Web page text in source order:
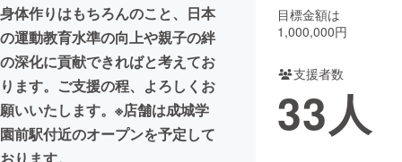
CAMPFIREふるさと納税machi-ya コミュニティ
身体作りはもちろんのこと、日本
の運動教育水準の向上や親子の絆
の深化に貢献できればと考えてお
ります。ご支援の程、よろしくお
願いいたします。※店舗は成城学
園前駅付近のオープンを予定して
おります。
目標金額は
1,000,000円
支援者数
33人